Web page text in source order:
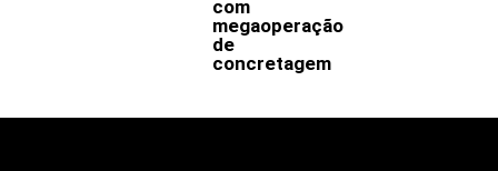
com
megaoperação
de
concretagem